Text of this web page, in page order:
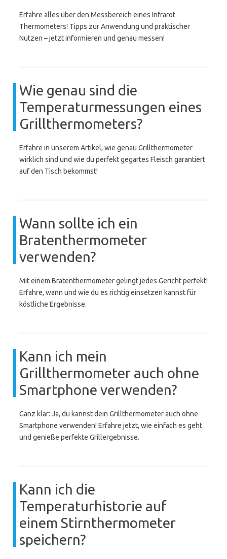
Erfahre alles über den Messbereich eines Infrarot
Thermometers! Tipps zur Anwendung und praktischer
Nutzen – jetzt informieren und genau messen!
Wie genau sind die
Temperaturmessungen eines
Grillthermometers?
Erfahre in unserem Artikel, wie genau Grillthermometer
wirklich sind und wie du perfekt gegartes Fleisch garantiert
auf den Tisch bekommst!
Wann sollte ich ein
Bratenthermometer
verwenden?
Mit einem Bratenthermometer gelingt jedes Gericht perfekt!
Erfahre, wann und wie du es richtig einsetzen kannst für
köstliche Ergebnisse.
Kann ich mein
Grillthermometer auch ohne
Smartphone verwenden?
Ganz klar: Ja, du kannst dein Grillthermometer auch ohne
Smartphone verwenden! Erfahre jetzt, wie einfach es geht
und genieße perfekte Grillergebnisse.
Kann ich die
Temperaturhistorie auf
einem Stirnthermometer
speichern?